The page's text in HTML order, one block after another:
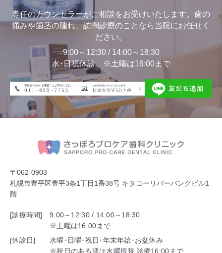
専任のカウンセラーがご相談をお受けいたします。歯の
痛みや歯茎の腫れ、訪問診療のことなら当院にお任せく
ださい。
9:00～12:30 / 14:00～18:30
水･日祝休診 ※土曜は16:00まで
〒062-0903
札幌市豊平区豊平3条1丁目1番38号 キタコーリバーバンクビル1
階
[診療時間]
9:00～12:30 / 14:00～18:30
※土曜は16:00まで
[休診日]
水曜･日曜･祝日･年末年始･お盆休み
※祝日のある週は水曜振替 診療16:00まで